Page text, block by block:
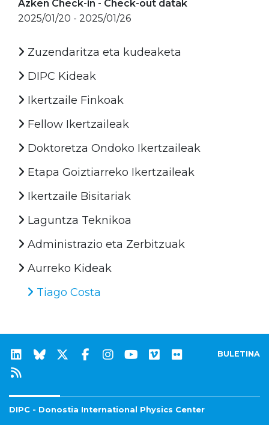
Azken Check-in - Check-out datak
2025/01/20 - 2025/01/26
Zuzendaritza eta kudeaketa
DIPC Kideak
Ikertzaile Finkoak
Fellow Ikertzaileak
Doktoretza Ondoko Ikertzaileak
Etapa Goiztiarreko Ikertzaileak
Ikertzaile Bisitariak
Laguntza Teknikoa
Administrazio eta Zerbitzuak
Aurreko Kideak
Tiago Costa
BULETINA
DIPC - Donostia International Physics Center